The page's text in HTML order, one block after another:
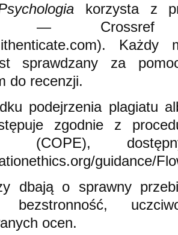
korzysta z
— Crossref
Każdy
sprawdzany za
do recenzji.
podejrzenia plagiatu
zgodnie z
(COPE),
guidance/
dbają o sprawny
bezstronność,
ocen.